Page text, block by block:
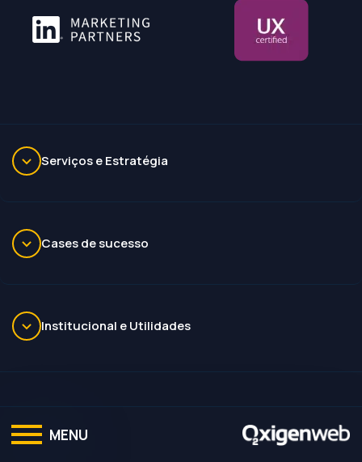
MENU
Serviços e Estratégia
Cases de sucesso
Institucional e Utilidades